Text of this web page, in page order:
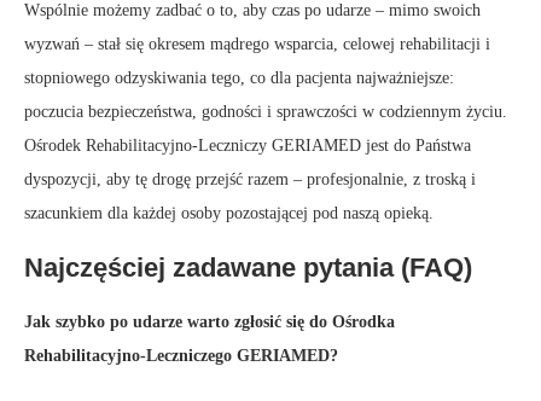
Wspólnie możemy zadbać o to, aby czas po udarze – mimo swoich
wyzwań – stał się okresem mądrego wsparcia, celowej rehabilitacji i
stopniowego odzyskiwania tego, co dla pacjenta najważniejsze:
poczucia bezpieczeństwa, godności i sprawczości w codziennym życiu.
Ośrodek Rehabilitacyjno-Leczniczy GERIAMED jest do Państwa
dyspozycji, aby tę drogę przejść razem – profesjonalnie, z troską i
szacunkiem dla każdej osoby pozostającej pod naszą opieką.
Najczęściej zadawane pytania (FAQ)
Jak szybko po udarze warto zgłosić się do Ośrodka
Rehabilitacyjno-Leczniczego GERIAMED?